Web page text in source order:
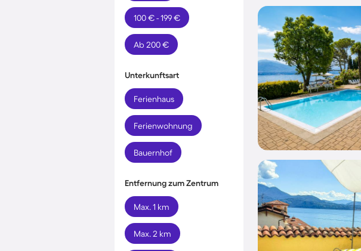
100 € - 199 €
Ab 200 €
Unterkunftsart
Ferienhaus
Ferienwohnung
Bauernhof
Entfernung zum Zentrum
Max. 1 km
Max. 2 km